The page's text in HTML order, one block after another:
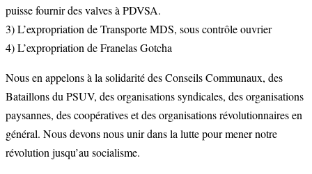
puisse fournir des valves à PDVSA.
3) L’expropriation de Transporte MDS, sous contrôle ouvrier
4) L’expropriation de Franelas Gotcha
Nous en appelons à la solidarité des Conseils Communaux, des
Bataillons du PSUV, des organisations syndicales, des organisations
paysannes, des coopératives et des organisations révolutionnaires en
général. Nous devons nous unir dans la lutte pour mener notre
révolution jusqu’au socialisme.